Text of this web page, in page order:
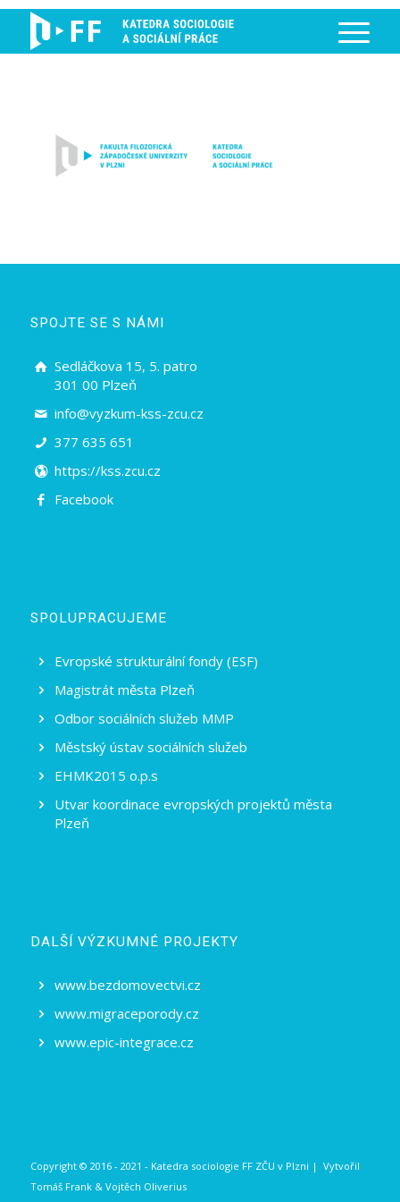
SPOJTE SE S NÁMI
Sedláčkova 15, 5. patro
301 00 Plzeň
info@vyzkum-kss-zcu.cz
377 635 651
https://kss.zcu.cz
Facebook
SPOLUPRACUJEME
Evropské strukturální fondy (ESF)
Magistrát města Plzeň
Odbor sociálních služeb MMP
Městský ústav sociálních služeb
EHMK2015 o.p.s
Utvar koordinace evropských projektů města
Plzeň
DALŠÍ VÝZKUMNÉ PROJEKTY
www.bezdomovectvi.cz
www.migraceporody.cz
www.epic-integrace.cz
Copyright © 2016 - 2021 - Katedra sociologie FF ZČU v Plzni | Vytvořil
Tomáš Frank& Vojtěch Oliverius